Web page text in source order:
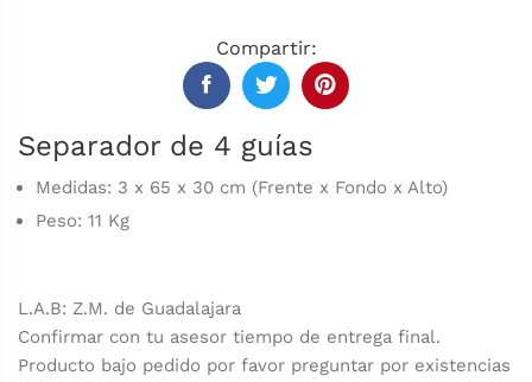
Compartir:
Separador de 4 guías
Medidas: 3 x 65 x 30 cm (Frente x Fondo x Alto)
Peso: 11 Kg
L.A.B: Z.M. de Guadalajara
Confirmar con tu asesor tiempo de entrega final.
Producto bajo pedido por favor preguntar por existencias